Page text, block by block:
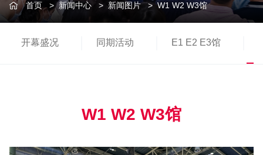
首页>新闻中心> 新闻图片>W1 W2 W3馆
开幕盛况 同期活动 E1 E2 E3馆
W1 W2 W3馆